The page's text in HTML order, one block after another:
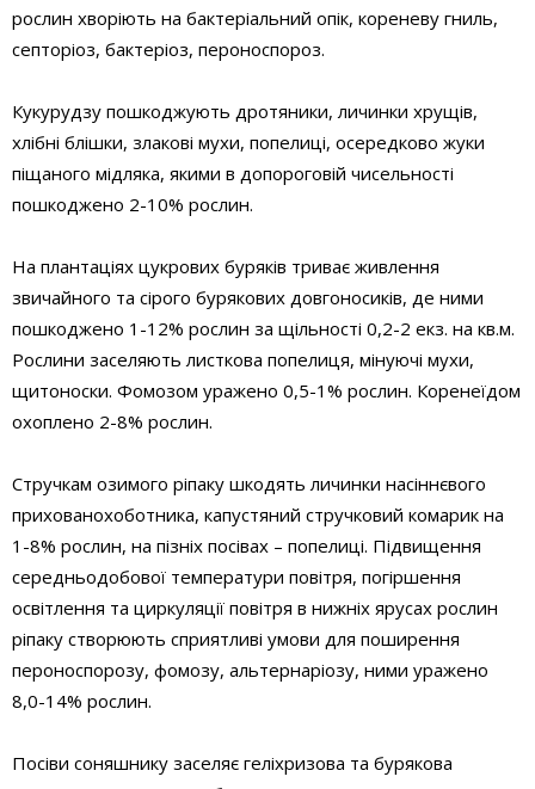
рослин хворіють на бактеріальний опік, кореневу гниль,
септоріоз, бактеріоз, пероноспороз.
Кукурудзу пошкоджують дротяники, личинки хрущів,
хлібні блішки, злакові мухи, попелиці, осередково жуки
піщаного мідляка, якими в допороговій чисельності
пошкоджено 2-10% рослин.
На плантаціях цукрових буряків триває живлення
звичайного та сірого бурякових довгоносиків, де ними
пошкоджено 1-12% рослин за щільності 0,2-2 екз. на кв.м.
Рослини заселяють листкова попелиця, мінуючі мухи,
щитоноски. Фомозом уражено 0,5-1% рослин. Коренеїдом
охоплено 2-8% рослин.
Стручкам озимого ріпаку шкодять личинки насіннєвого
прихованохоботника, капустяний стручковий комарик на
1-8% рослин, на пізніх посівах – попелиці. Підвищення
середньодобової температури повітря, погіршення
освітлення та циркуляції повітря в нижніх ярусах рослин
ріпаку створюють сприятливі умови для поширення
пероноспорозу, фомозу, альтернаріозу, ними уражено
8,0-14% рослин.
Посіви соняшнику заселяє геліхризова та бурякова